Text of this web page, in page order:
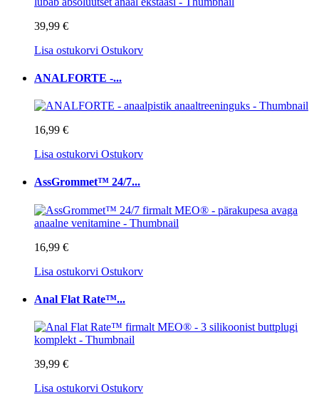
39,99 €
Lisa ostukorvi Ostukorv
ANALFORTE -...
16,99 €
Lisa ostukorvi Ostukorv
AssGrommet™ 24/7...
16,99 €
Lisa ostukorvi Ostukorv
Anal Flat Rate™...
39,99 €
Lisa ostukorvi Ostukorv